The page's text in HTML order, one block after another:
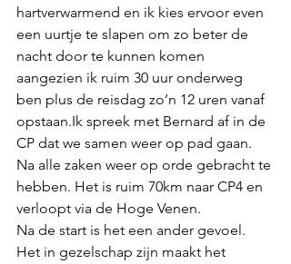
hartverwarmend en ik kies ervoor even
een uurtje te slapen om zo beter de
nacht door te kunnen komen
aangezien ik ruim 30 uur onderweg
ben plus de reisdag zo’n 12 uren vanaf
opstaan.Ik spreek met Bernard af in de
CP dat we samen weer op pad gaan.
Na alle zaken weer op orde gebracht te
hebben. Het is ruim 70km naar CP4 en
verloopt via de Hoge Venen.
Na de start is het een ander gevoel.
Het in gezelschap zijn maakt het